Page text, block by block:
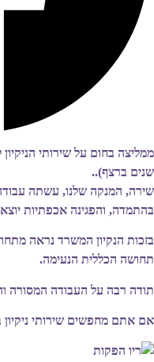
שנים ברצף)..
שירה, המנקה שלנו, עשתה
בהתמדה, והפגינה אכפתיות
בזכות הנקיון המשרד נראה
תחושה הכללית הנעימה.
תודה רבה על העבודה המסורה
אם אתם מחפשים שירותי